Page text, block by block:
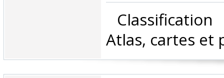
Atlas, cartes et